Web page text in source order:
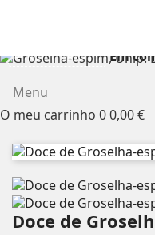
PORTES GRÁTIS Em
Menu
O meu carrinho 00,00 €
Doce de